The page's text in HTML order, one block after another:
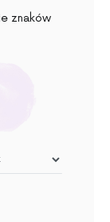
znaków